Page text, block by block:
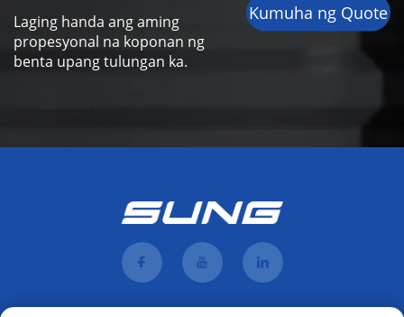
Laging handa ang aming
propesyonal na koponan ng
benta upang tulungan ka.
Kumuha ng Quote